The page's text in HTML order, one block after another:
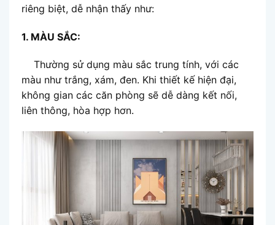
riêng biệt, dễ nhận thấy như:
1. MÀU SẮC:
Thường sử dụng màu sắc trung tính, với các
màu như trắng, xám, đen. Khi thiết kế hiện đại,
không gian các căn phòng sẽ dễ dàng kết nối,
liên thông, hòa hợp hơn.